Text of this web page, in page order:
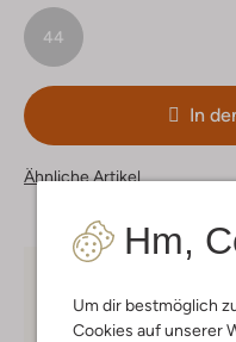
Hm,
Um dir bestmöglich
Cookies auf unserer
44
In
Ähnliche Artikel
Mitglieder in